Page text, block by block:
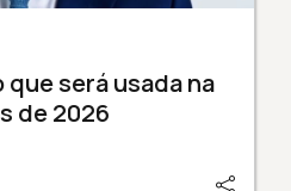
será usada na
de 2026